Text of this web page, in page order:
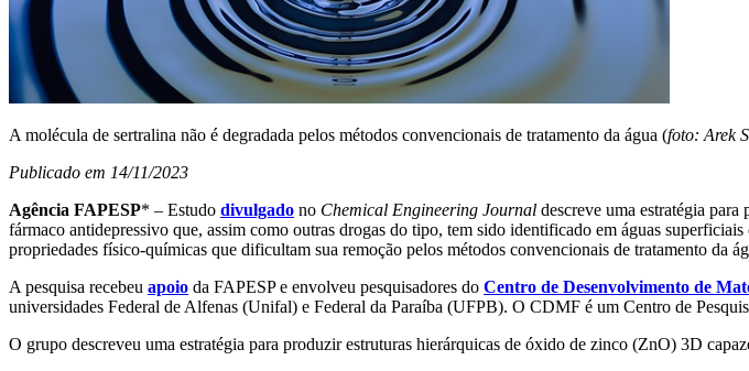
A molécula de sertralina não é degradada pelos métodos convencionais de tratamento da água (foto: Arek
Publicado em 14/11/2023
Agência FAPESP* – Estudo divulgado no Chemical Engineering Journal descreve uma estratégia
fármaco antidepressivo que, assim como outras drogas do tipo, tem sido identificado em águas
propriedades físico-químicas que dificultam sua remoção pelos métodos convencionais de tratamento da
A pesquisa recebeu apoio da FAPESP e envolveu pesquisadores do Centro de Desenvolvimento de
universidades Federal de Alfenas (Unifal) e Federal da Paraíba (UFPB). O CDMF é um Centro de
O grupo descreveu uma estratégia para produzir estruturas hierárquicas de óxido de zinco (ZnO) 3D